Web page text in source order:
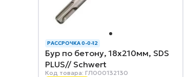
РАССРОЧКА 0-0-12
Бур по бетону, 18x210мм, SDS
PLUS// Schwert
Код товара: ГЛ000132130